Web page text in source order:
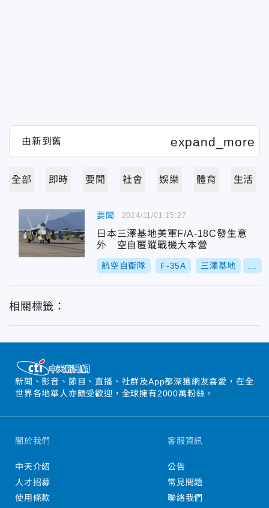
全部 即時 要聞 社會 娛樂 體育 生活
要聞
日本三澤基地美軍F/A-18C發生意
外 空自匿蹤戰機大本營
航空自衛隊 F-35A 三澤基地
2024/11/01 15:27
相關標籤：
新聞、影音、節目、直播、社群及App都深獲網友喜愛，在全
世界各地華人亦頗受歡迎，全球擁有2000萬粉絲。
關於我們
中天介紹
人才招募
使用條款
客服資訊
公告
常見問題
聯絡我們